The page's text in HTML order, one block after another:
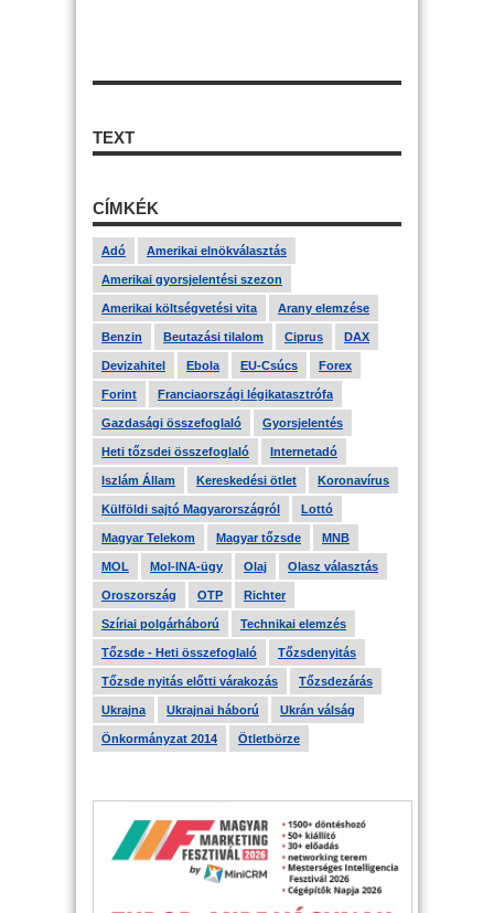
TEXT
CÍMKÉK
Adó Amerikai elnökválasztás
Amerikai gyorsjelentési szezon
Amerikai költségvetési vita Arany elemzése
Benzin Beutazási tilalom Ciprus DAX
Devizahitel Ebola EU-Csúcs Forex
Forint Franciaországi légikatasztrófa
Gazdasági összefoglaló Gyorsjelentés
Heti tőzsdei összefoglaló Internetadó
Iszlám Állam Kereskedési ötlet Koronavírus
Külföldi sajtó Magyarországról Lottó
Magyar Telekom Magyar tőzsde MNB
MOL Mol-INA-ügy Olaj Olasz választás
Oroszország OTP Richter
Szíriai polgárháború Technikai elemzés
Tőzsde - Heti összefoglaló Tőzsdenyitás
Tőzsde nyitás előtti várakozás Tőzsdezárás
Ukrajna Ukrajnai háború Ukrán válság
Önkormányzat 2014 Ötletbörze